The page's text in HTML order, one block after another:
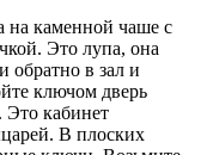
на каменной чаше с
Это лупа, она
обратно в зал и
ключом дверь
кабинет
В плоских